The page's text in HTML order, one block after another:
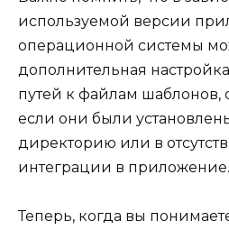
используемой версии
операционной системы
дополнительная
путей к файлам шаблонов,
если они были
директорию или в
интеграции в приложение.
Теперь, когда вы